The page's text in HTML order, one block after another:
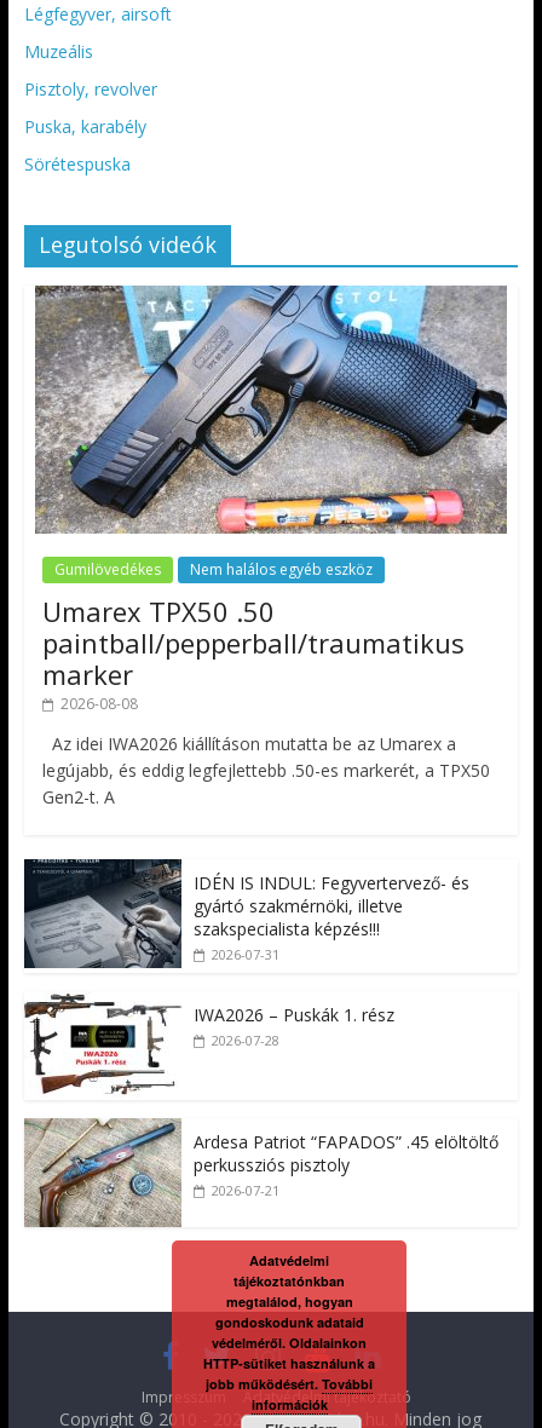
Légfegyver, airsoft
Muzeális
Pisztoly, revolver
Puska, karabély
Sörétespuska
Legutolsó videók
Gumilövedékes Nem halálos egyéb eszköz
Umarex TPX50 .50
paintball/pepperball/traumatikus
marker
2026-08-08
Az idei IWA2026 kiállításon mutatta be az Umarex a
legújabb, és eddig legfejlettebb .50-es markerét, a TPX50
Gen2-t. A
IDÉN IS INDUL: Fegyvertervező- és
gyártó szakmérnöki, illetve
szakspecialista képzés!!!
2026-07-31
IWA2026 – Puskák 1. rész
2026-07-28
Ardesa Patriot “FAPADOS” .45 elöltöltő
perkussziós pisztoly
2026-07-21
Impresszum Adatvédelmi tájékoztató
Copyright © 2010 - 2026FegyverVideo.hu . Minden jog
Adatvédelmi
tájékoztatónkban
megtalálod, hogyan
gondoskodunk adataid
védelméről. Oldalainkon
HTTP-sütiket használunk a
jobb működésért. További
információk